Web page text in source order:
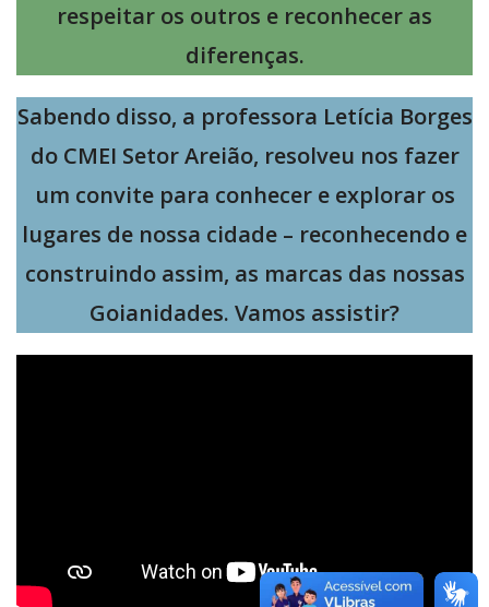
respeitar os outros e reconhecer as
diferenças.
Sabendo disso, a professora Letícia Borges
do CMEI Setor Areião, resolveu nos fazer
um convite para conhecer e explorar os
lugares de nossa cidade – reconhecendo e
construindo assim, as marcas das nossas
Goianidades. Vamos assistir?